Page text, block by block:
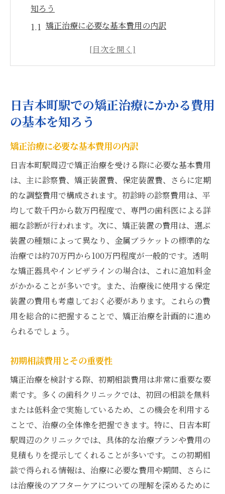
知ろう
矯正治療に必要な基本費用の内訳
費用を抑えるための前提知識
透明な矯正器具とインビザラインの費用比較
透明な矯正器具のメリットとデメリット
インビザラインの特長と費用分析
それぞれの治療法に適した症例とは
費用面での大きな違いを比較
ライフスタイルに合った選び方
長期的なコストを考慮した選択
日吉本町駅周辺での矯正費用と選べる治療プラ
ン
日吉本町駅エリアの矯正クリニック紹介
個々のクリニックによるプラン提案
柔軟な支払いプランを利用しよう
地元で人気の矯正プランとは
地元の口コミから見るクリニック選び
コストを抑える賢い矯正治療の方法とは
割引制度やキャンペーンの活用法
保険以外のサポートを有効に使おう
治療期間短縮によるコスト削減
多くの患者が実践する節約術
クリニックとの価格交渉術
質と費用のバランスを見極める
日吉本町駅での矯正治療にかかる費用
の基本を知ろう
矯正治療に必要な基本費用の内訳
日吉本町駅周辺で矯正治療を受ける際に必要な基本費用
は、主に診察費、矯正装置費、保定装置費、さらに定期
的な調整費用で構成されます。初診時の診察費用は、平
均して数千円から数万円程度で、専門の歯科医による詳
細な診断が行われます。次に、矯正装置の費用は、選ぶ
装置の種類によって異なり、金属ブラケットの標準的な
治療では約70万円から100万円程度が一般的です。透明
な矯正器具やインビザラインの場合は、これに追加料金
がかかることが多いです。また、治療後に使用する保定
装置の費用も考慮しておく必要があります。これらの費
用を総合的に把握することで、矯正治療を計画的に進め
られるでしょう。
初期相談費用とその重要性
矯正治療を検討する際、初期相談費用は非常に重要な要
素です。多くの歯科クリニックでは、初回の相談を無料
または低料金で実施しているため、この機会を利用する
ことで、治療の全体像を把握できます。特に、日吉本町
駅周辺のクリニックでは、具体的な治療プランや費用の
見積もりを提示してくれることが多いです。この初期相
談で得られる情報は、治療に必要な費用や期間、さらに
は治療後のアフターケアについての理解を深めるために